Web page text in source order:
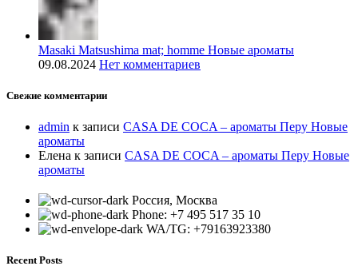
Masaki Matsushima mat; homme Новые ароматы
09.08.2024 Нет комментариев
Свежие комментарии
admin к записи CASA DE COCA – ароматы Перу Новые
ароматы
Елена к записи CASA DE COCA – ароматы Перу Новые
ароматы
Россия, Москва
Phone: +7 495 517 35 10
WA/TG: +79163923380
Recent Posts